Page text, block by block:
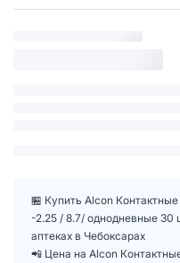
🏪 Купить Alcon
-2.25 / 8.7/ однодневные
аптеках в Чебоксарах
📲 Цена на Alcon